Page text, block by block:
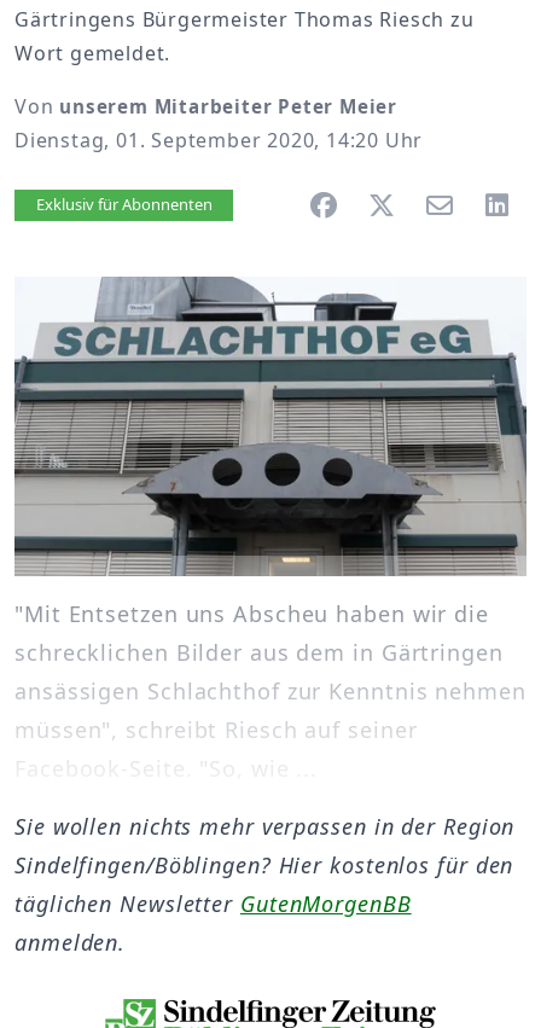
Gärtringens Bürgermeister Thomas Riesch zu
Wort gemeldet.
Von unserem Mitarbeiter Peter Meier
Dienstag, 01. September 2020, 14:20 Uhr
Artikel vorlesen
Exklusiv für Abonnenten
"Mit Entsetzen uns Abscheu haben wir die
schrecklichen Bilder aus dem in Gärtringen
ansässigen Schlachthof zur Kenntnis nehmen
müssen", schreibt Riesch auf seiner
Facebook-Seite. "So, wie ...
Sie wollen nichts mehr verpassen in der Region
Sindelfingen/Böblingen? Hier kostenlos für den
täglichen Newsletter GutenMorgenBB
anmelden.